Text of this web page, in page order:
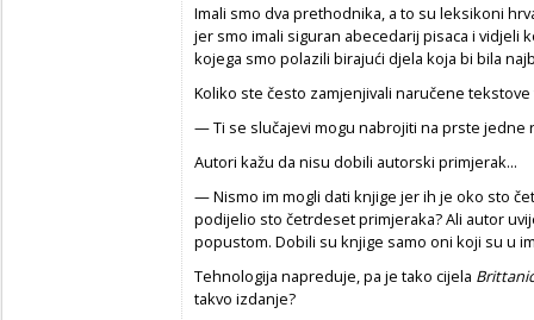
Imali smo dva prethodnika, a to su leksikoni
jer smo imali siguran abecedarij pisaca i vidjeli
kojega smo polazili birajući djela koja bi bila
Koliko ste često zamjenjivali naručene
— Ti se slučajevi mogu nabrojiti na prste jedne
Autori kažu da nisu dobili autorski primjerak...
— Nismo im mogli dati knjige jer ih je oko sto
podijelio sto četrdeset primjeraka? Ali autor
popustom. Dobili su knjige samo oni koji su u
Tehnologija napreduje, pa je tako cijela
takvo izdanje?